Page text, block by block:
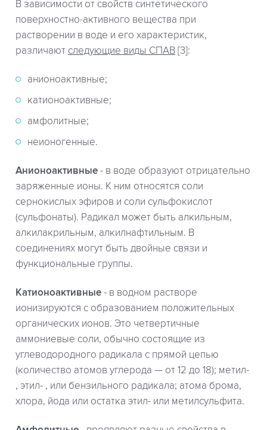
В зависимости от свойств синтетического
поверхностно-активного вещества при
растворении в воде и его характеристик,
различают следующие виды СПАВ [3]:
анионоактивные;
катионоактивные;
амфолитные;
неионогенные.
Анионоактивные - в воде образуют отрицательно
заряженные ионы. К ним относятся соли
сернокислых эфиров и соли сульфокислот
(сульфонаты). Радикал может быть алкильным,
алкилакрильным, алкилнафтильным. В
соединениях могут быть двойные связи и
функциональные группы.
Катионоактивные - в водном растворе
ионизируются с образованием положительных
органических ионов. Это четвертичные
аммониевые соли, обычно состоящие из
углеводородного радикала с прямой цепью
(количество атомов углерода — от 12 до 18); метил-
, этил- , или бензильного радикала; атома брома,
хлора, йода или остатка этил- или метилсульфита.